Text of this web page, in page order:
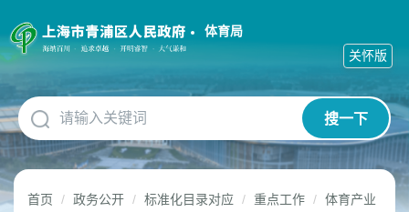
障
碍
作
说
明
跳
到
网
体育局
搜一下
关怀版
首页 政务公开 标准化目录对应 重点工作 体育产业